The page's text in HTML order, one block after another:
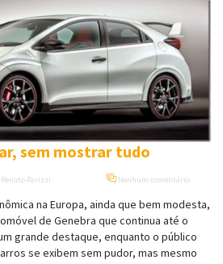
sem mostrar tudo
Renato Parizzi Nenhum comentário
na Europa, ainda que bem modesta,
de Genebra que continua até o
grande destaque, enquanto o público
se exibem sem pudor, mas mesmo